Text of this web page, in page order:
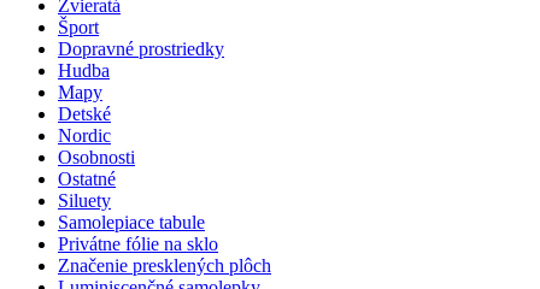
Zvieratá
Šport
Dopravné prostriedky
Hudba
Mapy
Detské
Nordic
Osobnosti
Ostatné
Siluety
Samolepiace tabule
Privátne fólie na sklo
Značenie presklených plôch